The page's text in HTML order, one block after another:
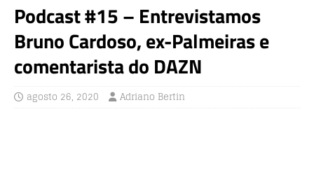
Podcast #15 – Entrevistamos
Bruno Cardoso, ex-Palmeiras e
comentarista do DAZN
agosto 26, 2020 Adriano Bertin